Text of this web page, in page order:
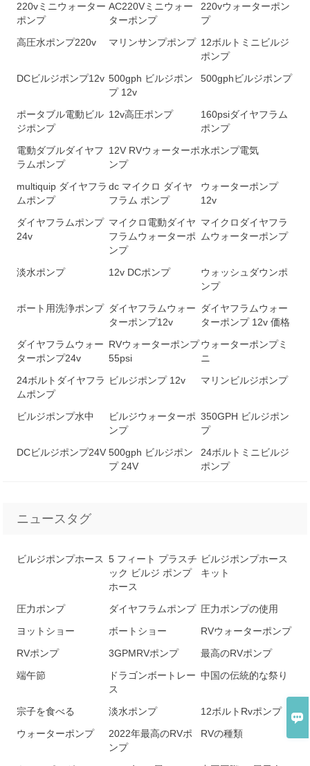

220vミニウォーター
ポンプ
AC220Vミニウォー
ターポンプ
220vウォーターポン
プ
高圧水ポンプ220v
マリンサンプポンプ 12ボルトミニビルジ
ポンプ
DCビルジポンプ12v 500gph ビルジポン
プ 12v
500gphビルジポンプ
ポータブル電動ビル
ジポンプ
12v高圧ポンプ
160psiダイヤフラム
ポンプ
電動ダブルダイヤフ
ラムポンプ
12V RVウォーターポ
ンプ
水ポンプ電気
multiquip ダイヤフラ
ムポンプ
dc マイクロ ダイヤ
フラム ポンプ
ウォーターポンプ
12v
ダイヤフラムポンプ
24v
マイクロ電動ダイヤ
フラムウォーターポ
ンプ
マイクロダイヤフラ
ムウォーターポンプ
淡水ポンプ 12v DCポンプ
ウォッシュダウンポ
ンプ
ボート用洗浄ポンプ ダイヤフラムウォー
ターポンプ12v
ダイヤフラムウォー
ターポンプ 12v 価格
ダイヤフラムウォー
ターポンプ24v
RVウォーターポンプ
55psi
ウォーターポンプミ
ニ
24ボルトダイヤフラ
ムポンプ
ビルジポンプ 12v マリンビルジポンプ
ビルジポンプ水中
ビルジウォーターポ
ンプ
350GPH ビルジポン
プ
DCビルジポンプ24V 500gph ビルジポン
プ 24V
24ボルトミニビルジ
ポンプ
ニュースタグ
ビルジポンプホース 5 フィート プラスチ
ック ビルジ ポンプ
ホース
ビルジポンプホース
キット
圧力ポンプ ダイヤフラムポンプ 圧力ポンプの使用
ヨットショー
ボートショー
RVウォーターポンプ
RVポンプ
3GPMRVポンプ
最高のRVポンプ
端午節
ドラゴンボートレー
ス
中国の伝統的な祭り
宗子を食べる 淡水ポンプ
12ボルトRvポンプ
ウォーターポンプ
2022年最高のRVポ
ンプ
RVの種類